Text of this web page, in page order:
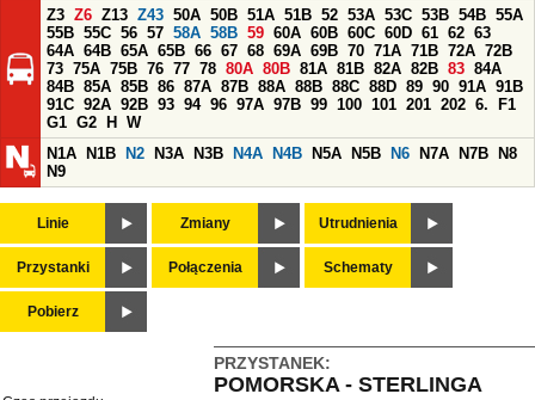
Z3 Z6 Z13 Z43 50A 50B 51A 51B 52 53A 53C 53B 54B 55A
55B 55C 56 57 58A 58B 59 60A 60B 60C 60D 61 62 63
64A 64B 65A 65B 66 67 68 69A 69B 70 71A 71B 72A 72B
73 75A 75B 76 77 78 80A 80B 81A 81B 82A 82B 83 84A
84B 85A 85B 86 87A 87B 88A 88B 88C 88D 89 90 91A 91B
91C 92A 92B 93 94 96 97A 97B 99 100 101 201 202 6.
F1
G1 G2 H
W
N1A
N1B N2 N3A N3B N4A N4B N5A N5B N6 N7A N7B
N8
N9
Linie Zmiany Utrudnienia
Przystanki Połączenia Schematy
Pobierz
PRZYSTANEK:
POMORSKA - STERLINGA